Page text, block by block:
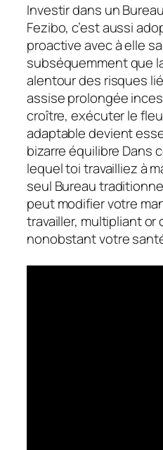
Investir dans un
Fezibo, c’est aussi
proactive avec à elle
subséquemment que
alentour des risques
assise prolongée
croître, exécuter le
adaptable devient
bizarre équilibre Dans
lequel toi travailliez à
seul Bureau
peut modifier votre
travailler, multipliant
nonobstant votre